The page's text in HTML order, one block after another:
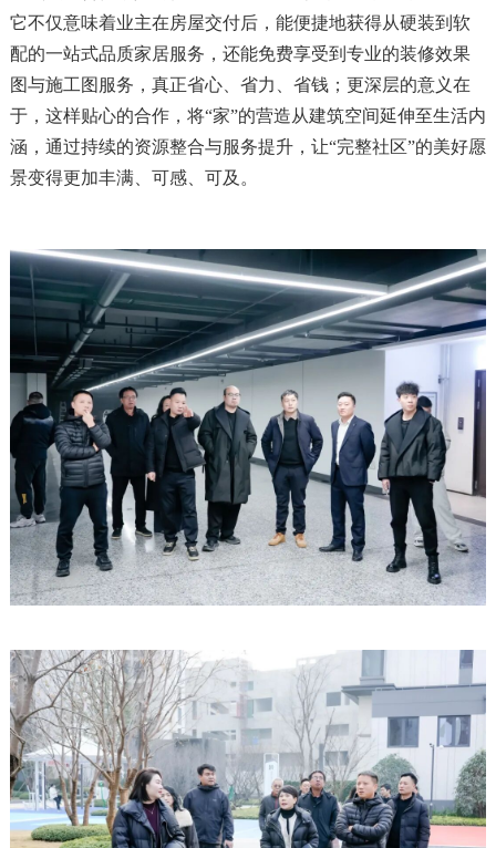
它不仅意味着业主在房屋交付后，能便捷地获得从硬装到软
配的一站式品质家居服务，还能免费享受到专业的装修效果
图与施工图服务，真正省心、省力、省钱；更深层的意义在
于，这样贴心的合作，将“家”的营造从建筑空间延伸至生活内
涵，通过持续的资源整合与服务提升，让“完整社区”的美好愿
景变得更加丰满、可感、可及。